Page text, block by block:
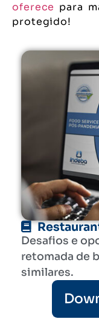
oferece para
protegido!
Desafios e
retomada de
similares.